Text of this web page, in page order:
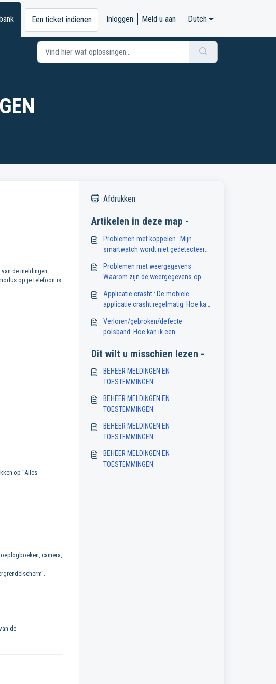
Een ticket indienen Inloggen Meld u aan Dutch
de meldingen
op je telefoon is
op "Alles
camera,
de
Afdrukken
Artikelen in deze map -
Problemen met koppelen : Mijn
smartwatch wordt niet gedetecteerd
doen?
Problemen met weergegevens :
Waarom zijn de weergegevens op
onnauwkeurig?
Applicatie crasht : De mobiele
applicatie crasht regelmatig. Hoe kan
Verloren/gebroken/defecte
polsband: Hoe kan ik een
smartwatch krijgen?
Dit wilt u misschien lezen -
BEHEER MELDINGEN EN
TOESTEMMINGEN
BEHEER MELDINGEN EN
TOESTEMMINGEN
BEHEER MELDINGEN EN
TOESTEMMINGEN
BEHEER MELDINGEN EN
TOESTEMMINGEN